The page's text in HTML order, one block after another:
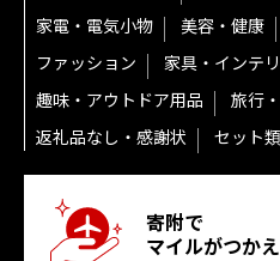
家電・電気小物
美容・健康
ファッション
家具・インテ
趣味・アウトドア用品
旅行
返礼品なし・感謝状
セット
寄附で
マイルがつか